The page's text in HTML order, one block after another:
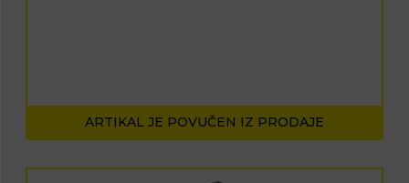
ARTIKAL JE POVUČEN IZ PRODAJE